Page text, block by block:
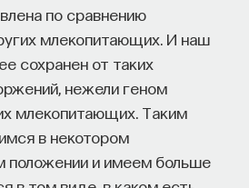
по сравнению
млекопитающих. И наш
сохранен от таких
нежели геном
млекопитающих. Таким
в некотором
положении и имеем больше
— подкаст основателя
о людях, которые
выпуске — разговоры
предпринимателями,
За десятки
большие языковые
Бурцевым, цифровые